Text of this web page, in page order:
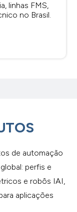
linhas FMS,
no Brasil.
de automação
perfis e
e robôs IAI,
aplicações